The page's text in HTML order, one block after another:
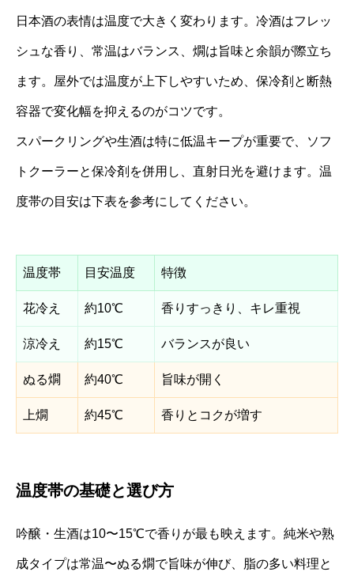
日本酒の表情は温度で大きく変わります。冷酒はフレッ
シュな香り、常温はバランス、燗は旨味と余韻が際立ち
ます。屋外では温度が上下しやすいため、保冷剤と断熱
容器で変化幅を抑えるのがコツです。
スパークリングや生酒は特に低温キープが重要で、ソフ
トクーラーと保冷剤を併用し、直射日光を避けます。温
度帯の目安は下表を参考にしてください。
温度帯 目安温度 特徴
花冷え 約10℃ 香りすっきり、キレ重視
涼冷え 約15℃ バランスが良い
ぬる燗 約40℃ 旨味が開く
上燗 約45℃ 香りとコクが増す
温度帯の基礎と選び方
吟醸・生酒は10〜15℃で香りが最も映えます。純米や熟
成タイプは常温〜ぬる燗で旨味が伸び、脂の多い料理と